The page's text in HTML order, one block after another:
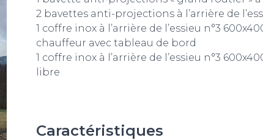
2 bavettes anti-projections à l’arrière de
1 coffre inox à l’arrière de l’essieu n°3
chauffeur avec tableau de bord
1 coffre inox à l’arrière de l’essieu n°3
libre
Caractéristiques